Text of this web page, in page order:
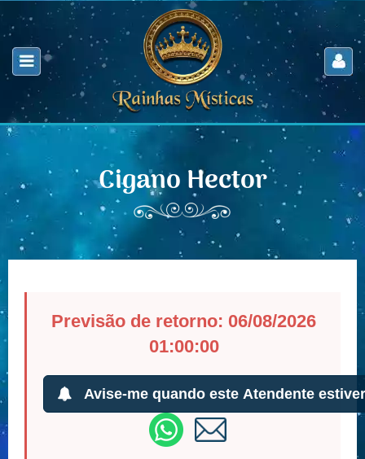
Cigano Hector
Previsão de retorno: 06/08/2026
01:00:00
Avise-me quando este Atendente